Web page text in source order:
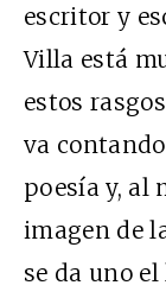
escritor y
Villa está
estos
va
poesía y, al
imagen de
se da uno